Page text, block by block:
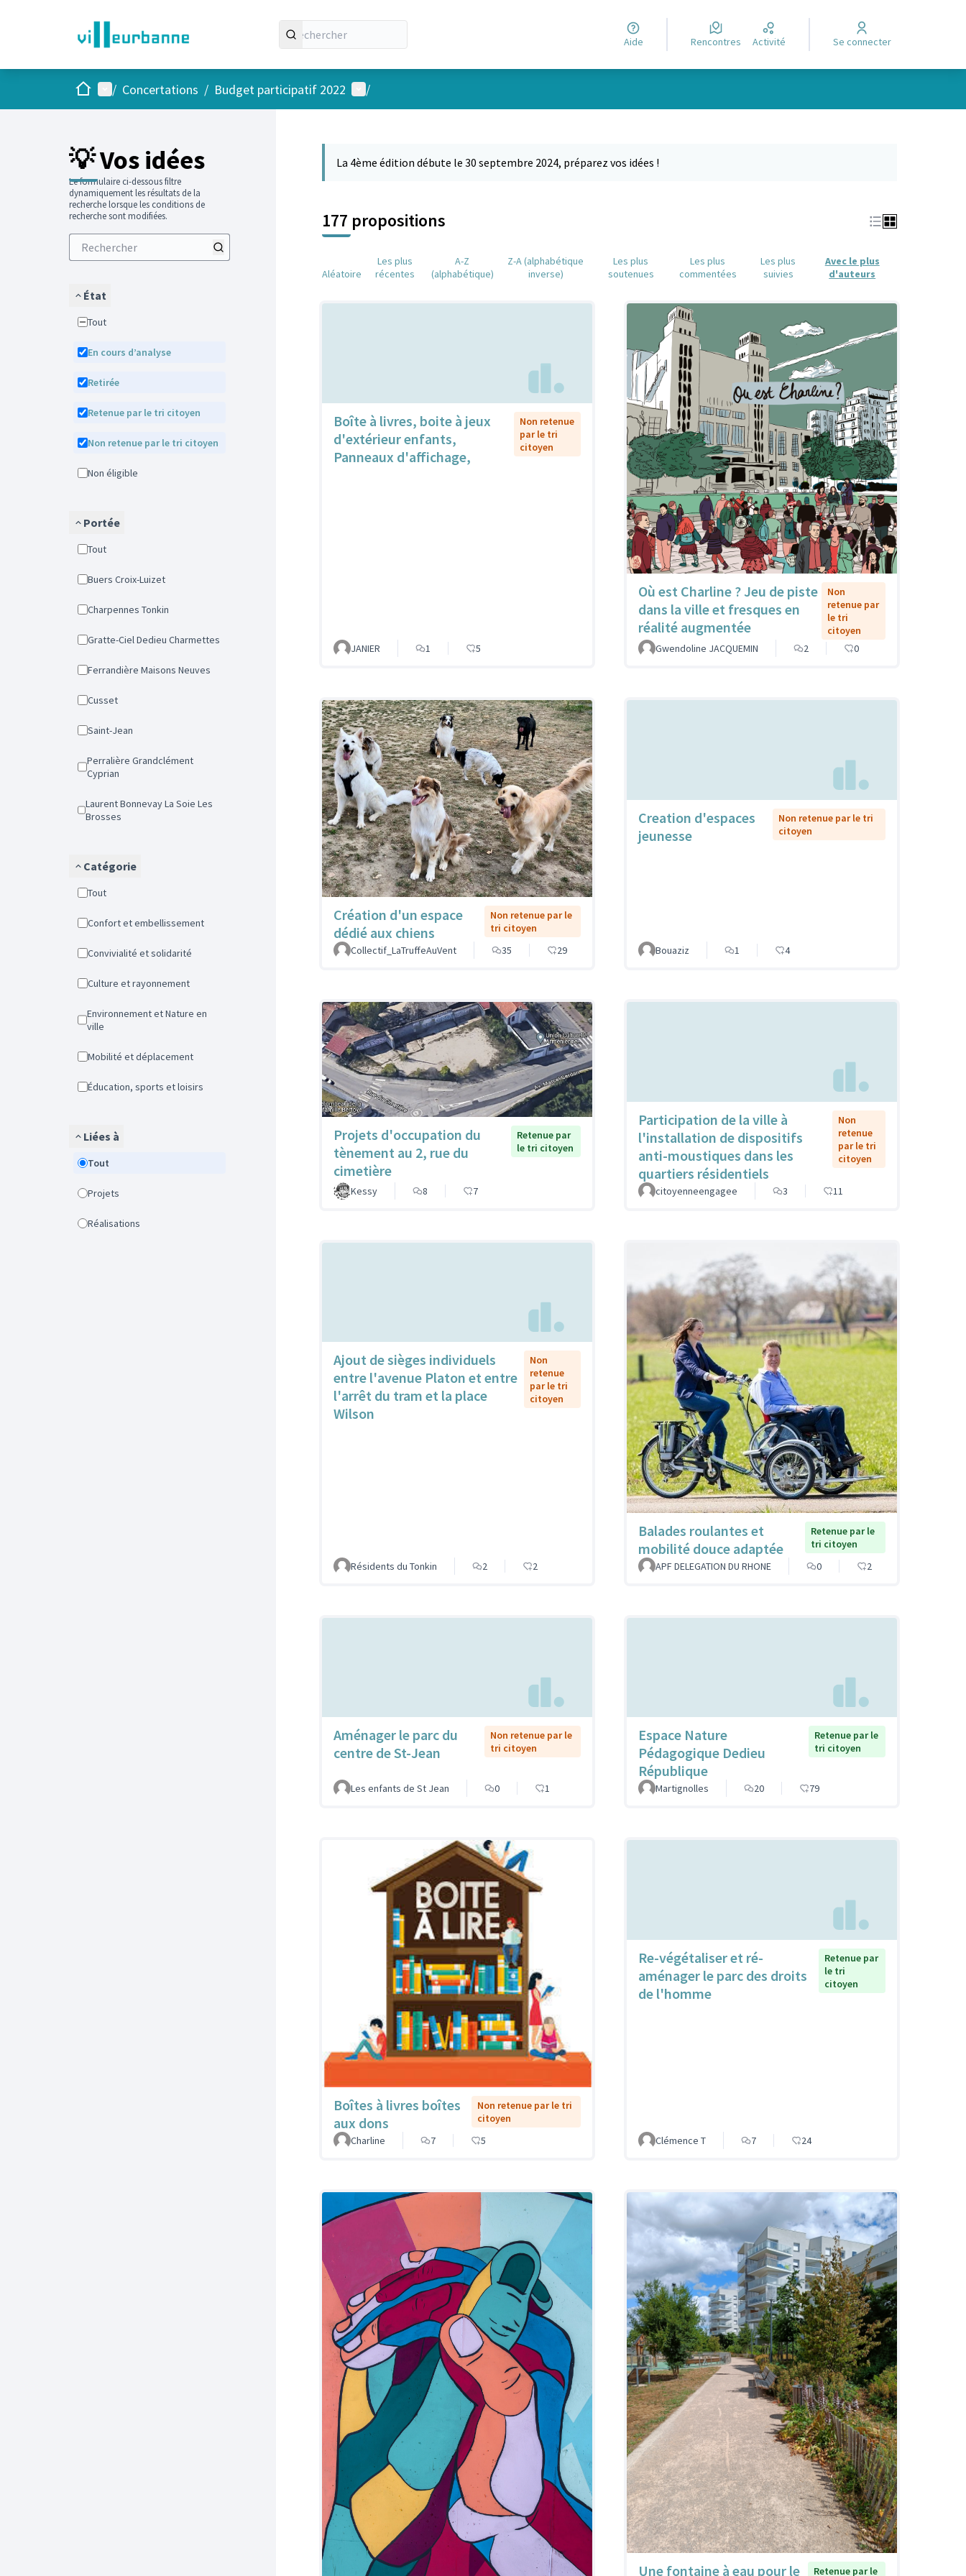
Aide Rencontres Activité Se connecter
AccueilMenu principal
/ Concertations / Budget participatif 2022 Menu utilisateur
/
💡 Vos idées
Le formulaire ci-dessous filtre
dynamiquement les résultats de la
recherche lorsque les conditions de
recherche sont modifiées.
État
Tout
En cours d’analyse
Retirée
Retenue par le tri citoyen
Non retenue par le tri citoyen
Non éligible
Portée
Tout
Buers Croix-Luizet
Charpennes Tonkin
Gratte-Ciel Dedieu Charmettes
Ferrandière Maisons Neuves
Cusset
Saint-Jean
Perralière Grandclément
Cyprian
Laurent Bonnevay La Soie Les
Brosses
Catégorie
Tout
Confort et embellissement
Convivialité et solidarité
Culture et rayonnement
Environnement et Nature en
ville
Mobilité et déplacement
Éducation, sports et loisirs
Liées à
Tout
Projets
Réalisations
La 4ème édition débute le 30 septembre 2024, préparez vos idées !
177 propositions
Aléatoire
Les plus
récentes
A-Z
(alphabétique)
Z-A (alphabétique
inverse)
Les plus
soutenues
Les plus
commentées
Les plus
suivies
Avec le plus
d'auteurs
Boîte à livres, boite à jeux
d'extérieur enfants,
Panneaux d'affichage,
Non retenue
par le tri
citoyen
JANIER 1 5
Où est Charline ? Jeu de piste
dans la ville et fresques en
réalité augmentée
Non
retenue par
le tri
citoyen
Gwendoline JACQUEMIN
2 0
Création d'un espace
dédié aux chiens
Non retenue par le
tri citoyen
Collectif_LaTruffeAuVent
35 29
Creation d'espaces
jeunesse
Non retenue par le tri
citoyen
Bouaziz 1 4
Projets d'occupation du
tènement au 2, rue du
cimetière
Retenue par
le tri citoyen
Kessy 8 7
Participation de la ville à
l'installation de dispositifs
anti-moustiques dans les
quartiers résidentiels
Non
retenue
par le tri
citoyen
citoyenneengagee 3 11
Ajout de sièges individuels
entre l'avenue Platon et entre
l'arrêt du tram et la place
Wilson
Non
retenue
par le tri
citoyen
Résidents du Tonkin 2 2
Balades roulantes et
mobilité douce adaptée
Retenue par le
tri citoyen
APF DELEGATION DU RHONE
0 2
Aménager le parc du
centre de St-Jean
Non retenue par le
tri citoyen
Les enfants de St Jean 0 1
Espace Nature
Pédagogique Dedieu
République
Retenue par le
tri citoyen
Martignolles 20 79
Boîtes à livres boîtes
aux dons
Non retenue par le tri
citoyen
Charline
7 5
Re-végétaliser et ré-
aménager le parc des droits
de l'homme
Retenue par
le tri
citoyen
Clémence T 7 24
Une fontaine à eau pour le Retenue par le